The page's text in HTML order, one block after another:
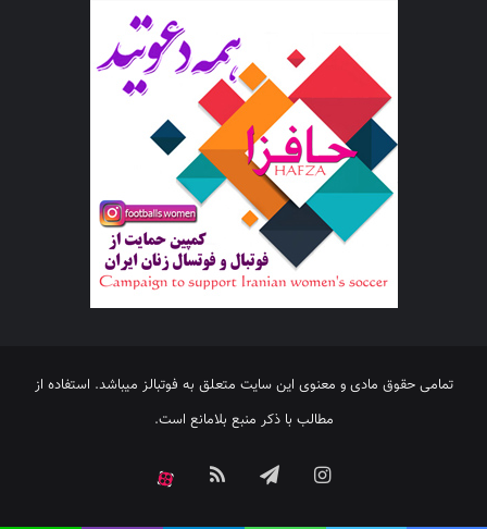
تمامی حقوق مادی و معنوی این سایت متعلق به فوتبالز میباشد. استفاده از
مطالب با ذکر منبع بلامانع است.
اینستاگرامتلگرام خوراک